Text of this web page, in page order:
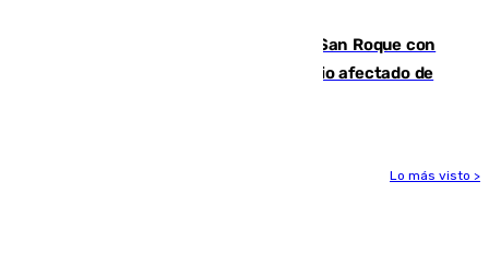
Estabilizado el incendio forestal de San Roque con
19 familias aún desalojadas y un domicilio afectado de
Lo más visto >